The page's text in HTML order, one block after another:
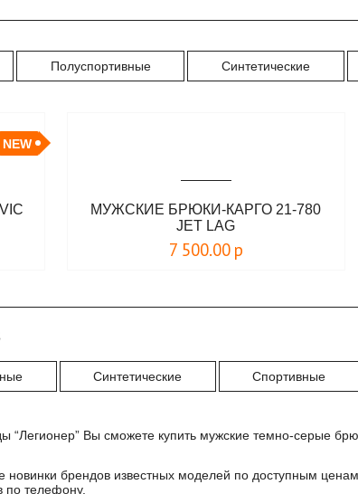
Полуспортивные Синтетические
NEW
МУЖСКИЕ БРЮКИ-КАРГО 21-780
JET LAG
7 500.00 р
Синтетические Спортивные
“Легионер” Вы сможете купить мужские темно-серые
новинки брендов известных моделей по доступным
по телефону.